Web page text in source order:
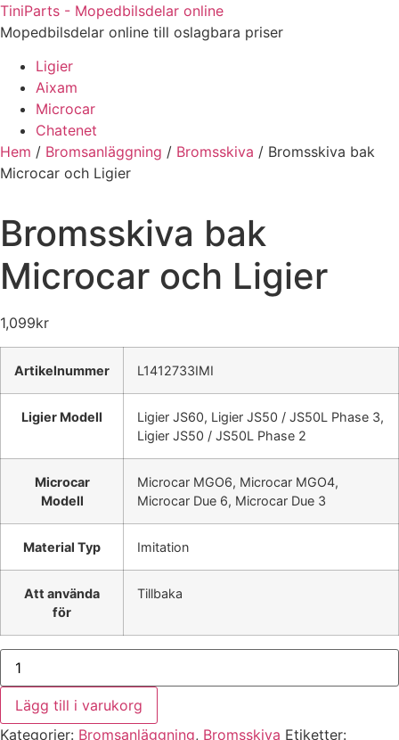
Hoppa
till
TiniParts - Mopedbilsdelar online
Mopedbilsdelar online till oslagbara priser
Ligier
Aixam
Microcar
Chatenet
Hem / Bromsanläggning / Bromsskiva / Bromsskiva bak
Microcar och Ligier
Bromsskiva bak
Microcar och Ligier
1,099kr
Artikelnummer L1412733IMI
Ligier Modell
Ligier JS60, Ligier JS50 / JS50L Phase 3,
Ligier JS50 / JS50L Phase 2
Microcar
Modell
Microcar MGO6, Microcar MGO4,
Microcar Due 6, Microcar Due 3
Material Typ Imitation
Att använda
för
Tillbaka
Bromsskiva
bak
Microcar
och
Ligier
mängd
Lägg till i varukorg
Kategorier: Bromsanläggning, Bromsskiva Etiketter: